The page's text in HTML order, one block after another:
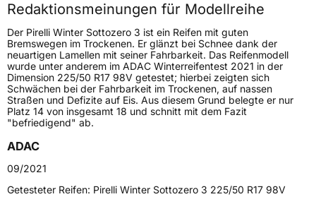
Höchstgeschwindigkeit
210 km/h
Lastindex91
Höchstlast615 kg
Gewicht (in kg)10,5 kg
Generelle Merkmale
Fahrzeugtyp
Verwendung
ModellnameWinter Sottozero 3
Redaktionsmeinungen für Modellreihe
Der Pirelli Winter Sottozero 3 ist ein Reifen mit guten
Bremswegen im Trockenen. Er glänzt bei Schnee dank der
neuartigen Lamellen mit seiner Fahrbarkeit. Das Reifenmodell
wurde unter anderem im ADAC Winterreifentest 2021 in der
Dimension 225/50 R17 98V getestet; hierbei zeigten sich
Schwächen bei der Fahrbarkeit im Trockenen, auf nassen
Straßen und Defizite auf Eis. Aus diesem Grund belegte er nur
Platz 14 von insgesamt 18 und schnitt mit dem Fazit
"befriedigend" ab.
ADAC
09/2021
Getesteter Reifen: Pirelli Winter Sottozero 3 225/50 R17 98V